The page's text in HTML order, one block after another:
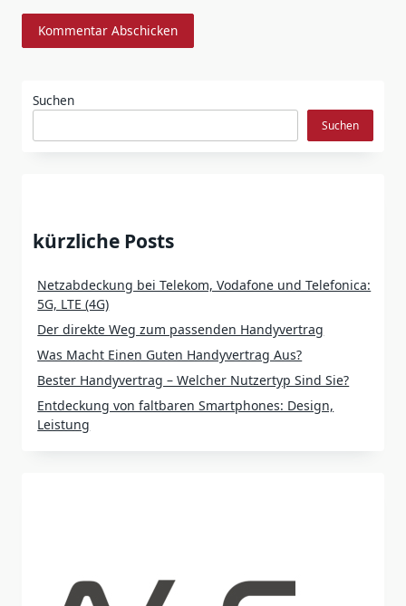
Suchen
Suchen
kürzliche Posts
Netzabdeckung bei Telekom, Vodafone und Telefonica:
5G, LTE (4G)
Der direkte Weg zum passenden Handyvertrag
Was Macht Einen Guten Handyvertrag Aus?
Bester Handyvertrag – Welcher Nutzertyp Sind Sie?
Entdeckung von faltbaren Smartphones: Design,
Leistung